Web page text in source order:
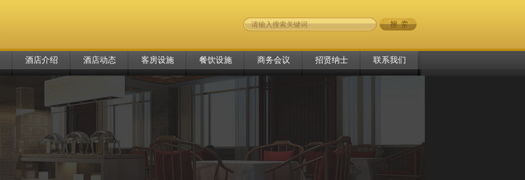
酒店介绍 酒店动态 客房设施 餐饮设施 商务会议 招贤纳士 联系我们